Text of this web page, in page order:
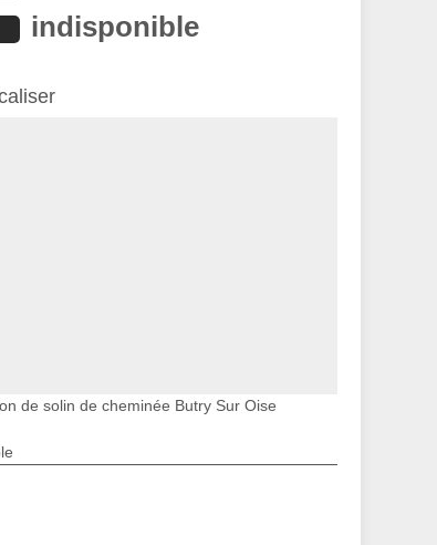
indisponible
de solin de cheminée Butry Sur Oise